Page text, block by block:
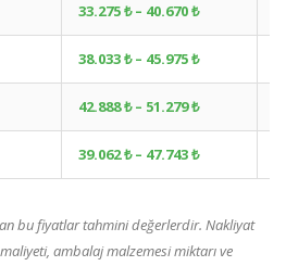
33.275 ₺ – 40.670 ₺
38.033 ₺ – 45.975 ₺
42.888 ₺ – 51.279 ₺
39.062 ₺ – 47.743 ₺
bu fiyatlar tahmini değerlerdir. Nakliyat
ambalaj malzemesi miktarı ve